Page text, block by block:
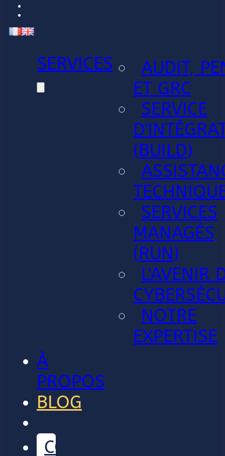
SERVICES
AUDIT,
ET GRC
SERVICE
(BUILD)
SERVICES
MANAGÉS
(RUN)
L'AVENIR
NOTRE
EXPERTISE
À
PROPOS
BLOG
CONTACT